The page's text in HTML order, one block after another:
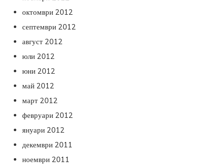
октомври 2012
септември 2012
август 2012
юли 2012
юни 2012
май 2012
март 2012
февруари 2012
януари 2012
декември 2011
ноември 2011